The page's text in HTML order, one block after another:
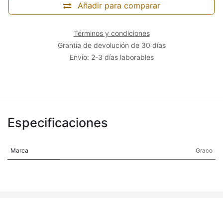
Añadir para comparar
Términos y condiciones
Grantía de devolución de 30 días
Envío: 2-3 días laborables
Especificaciones
Marca Graco